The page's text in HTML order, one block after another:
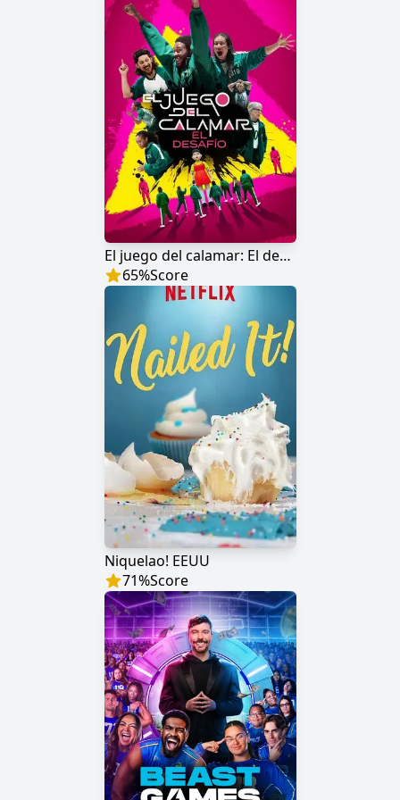
El juego del calamar: El desafío
65%Score
Niquelao! EEUU
71%Score